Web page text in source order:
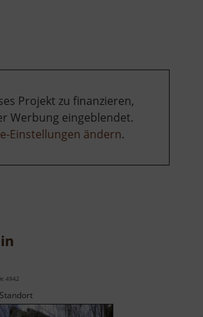
Projekt zu finanzieren,
Werbung eingeblendet.
Einstellungen ändern.
4942